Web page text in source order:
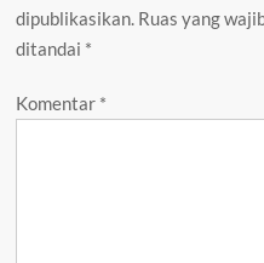
dipublikasikan. Ruas yang
ditandai *
Komentar *